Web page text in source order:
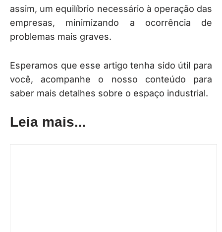
assim, um equilíbrio necessário à operação das
empresas, minimizando a ocorrência de
problemas mais graves.
Esperamos que esse artigo tenha sido útil para
você, acompanhe o nosso conteúdo para
saber mais detalhes sobre o espaço industrial.
Leia mais...